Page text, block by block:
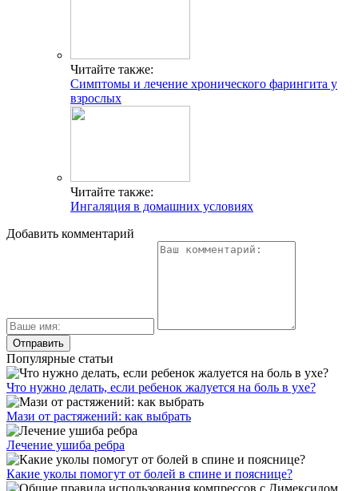
Читайте также:
Симптомы и лечение хронического фарингита у
взрослых
Читайте также:
Ингаляция в домашних условиях
Добавить комментарий
Популярные статьи
Что нужно делать, если ребенок жалуется на боль в ухе?
Мази от растяжений: как выбрать
Лечение ушиба ребра
Какие уколы помогут от болей в спине и пояснице?